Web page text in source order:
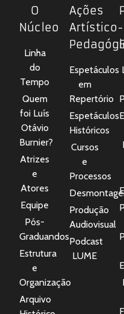
O
Núcleo
Linha
do
Tempo
Quem
foi Luís
Otávio
Burnier?
Atrizes
e
Atores
Equipe
Pós-
Graduandos
Estrutura
e
Organização
Arquivo
Ações
Artístico-
Espetáculos
em
Repertório
Espetáculos
Históricos
Cursos
e
Processos
Produção
Audiovisual
Podcast
LUME